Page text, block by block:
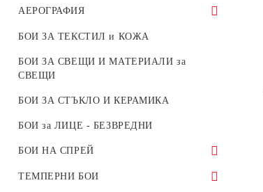
АЕРОГРАФИЯ
БОИ ЗА АЕРОГРАФИ
АЕРОГРАФИ
БОИ ЗА ТЕКСТИЛ и КОЖА
БОИ ЗА СВЕЩИ И МАТЕРИАЛИ за
СВЕЩИ
БОИ ЗА СТЪКЛО И КЕРАМИКА
БОИ за ЛИЦЕ - БЕЗВРЕДНИ
БОИ НА СПРЕЙ
БОИ НА СПРЕЙ по RAL
ТЕМПЕРНИ БОИ